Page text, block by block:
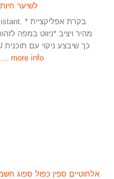
לשיער
... more info